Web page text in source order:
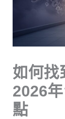
如何找
2026
點